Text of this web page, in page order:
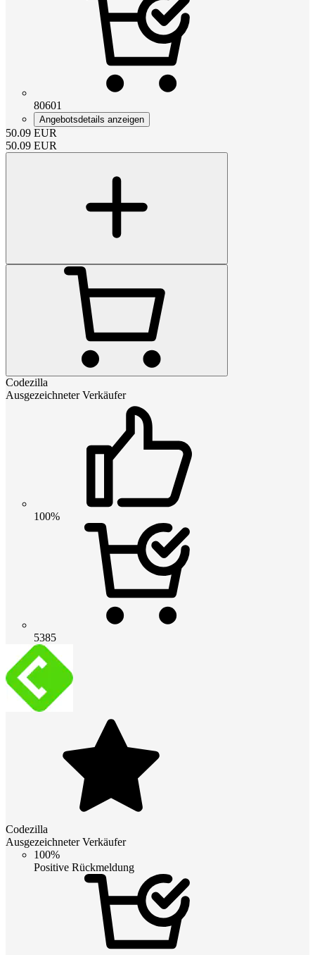
80601
Angebotsdetails anzeigen
50.09 EUR
50.09 EUR
Codezilla
Ausgezeichneter Verkäufer
100%
5385
Codezilla
Ausgezeichneter Verkäufer
100%
Positive Rückmeldung